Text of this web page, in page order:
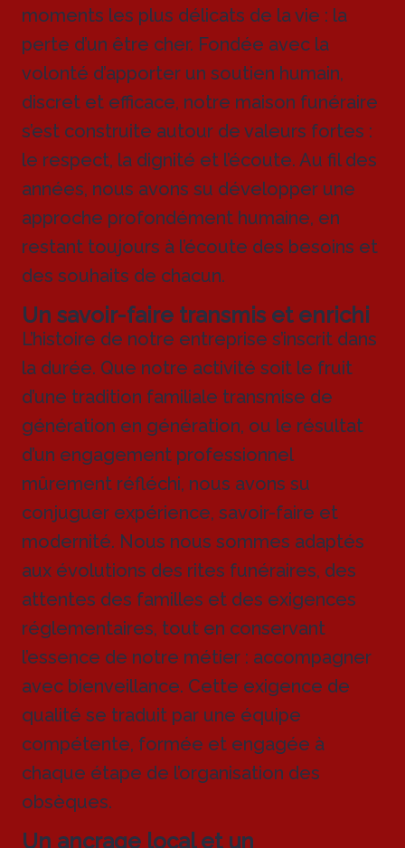
moments les plus délicats de la vie : la
perte d’un être cher. Fondée avec la
volonté d’apporter un soutien humain,
discret et efficace, notre maison funéraire
s’est construite autour de valeurs fortes :
le respect, la dignité et l’écoute. Au fil des
années, nous avons su développer une
approche profondément humaine, en
restant toujours à l’écoute des besoins et
des souhaits de chacun.
Un savoir-faire transmis et enrichi
L’histoire de notre entreprise s’inscrit dans
la durée. Que notre activité soit le fruit
d’une tradition familiale transmise de
génération en génération, ou le résultat
d’un engagement professionnel
mûrement réfléchi, nous avons su
conjuguer expérience, savoir-faire et
modernité. Nous nous sommes adaptés
aux évolutions des rites funéraires, des
attentes des familles et des exigences
réglementaires, tout en conservant
l’essence de notre métier : accompagner
avec bienveillance. Cette exigence de
qualité se traduit par une équipe
compétente, formée et engagée à
chaque étape de l’organisation des
obsèques.
Un ancrage local et un